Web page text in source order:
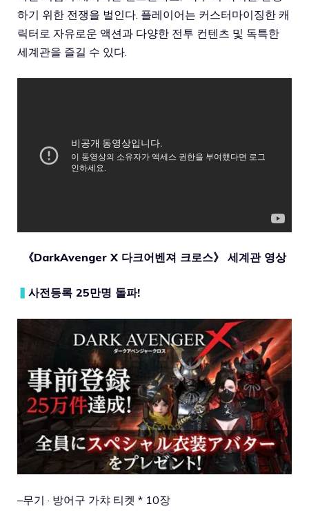
하기 위한 전쟁을 벌인다 . 플레이어는 커스터마이징한 캐
릭터로 자유로운 액션과 다양한 전투 컨텐츠 및 독특한
세계관을 즐길 수 있다
《DarkAvenger X 다크어벤져 크로스》 세계관 영상
▍ 사전등록 25만명 돌파!
–무기 · 방어구 가챠 티켓 * 10장